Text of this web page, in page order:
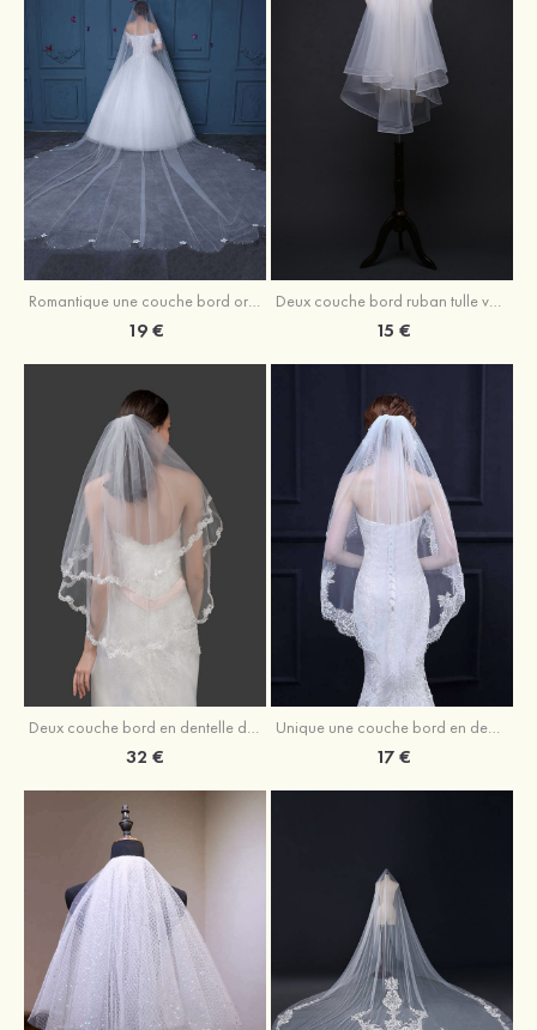
Romantique une couche bord orné de perle tulle voile de mariée cathédrale avec fleur
19 €
Deux couche bord ruban tulle voile de mariée longueur bout des doigts avec ruban
15 €
Deux couche bord en dentelle délicat tulle voile de mariée longueur bout des doigts
32 €
Unique une couche bord en dentelle tulle voile de mariée longueur bout des doigts
17 €